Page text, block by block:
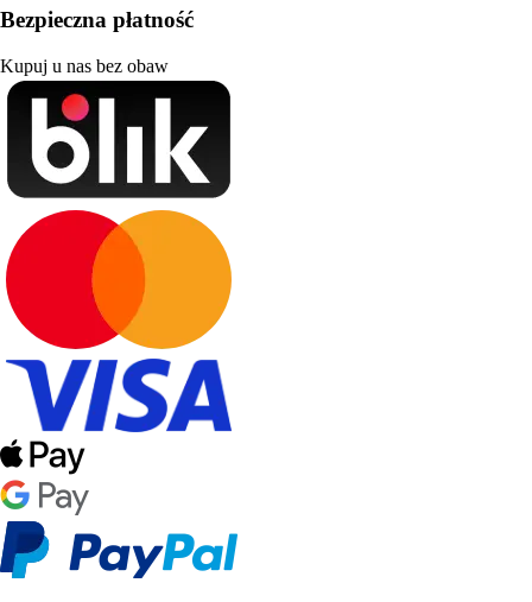
Bezpieczna płatność
Kupuj u nas bez obaw